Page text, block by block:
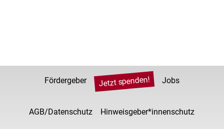
Fördergeber Jetzt spenden! Jobs
AGB/Datenschutz Hinweisgeber*innenschutz